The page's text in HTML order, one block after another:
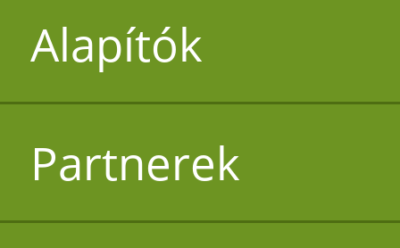
Alapítók
Partnerek